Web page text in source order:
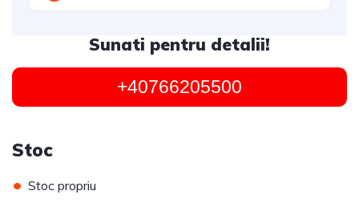
Sunati pentru detalii!
+40766205500
Stoc
• Stoc propriu